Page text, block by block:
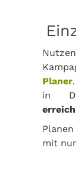
Planer
in
mit